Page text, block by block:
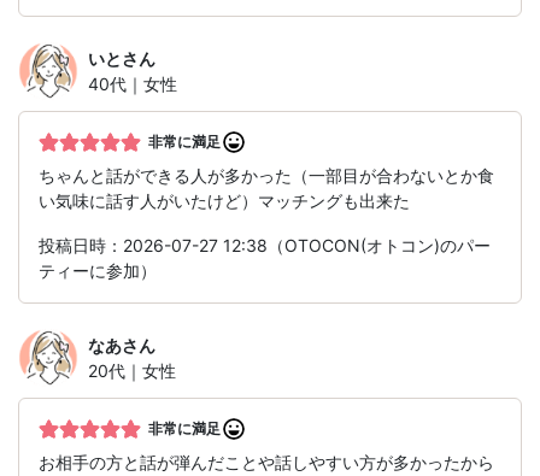
いとさん
40代｜女性
非常に満足
ちゃんと話ができる人が多かった（一部目が合わないとか食
い気味に話す人がいたけど）マッチングも出来た
投稿日時：2026-07-27 12:38（OTOCON(オトコン)のパー
ティーに参加）
なあさん
20代｜女性
非常に満足
お相手の方と話が弾んだことや話しやすい方が多かったから